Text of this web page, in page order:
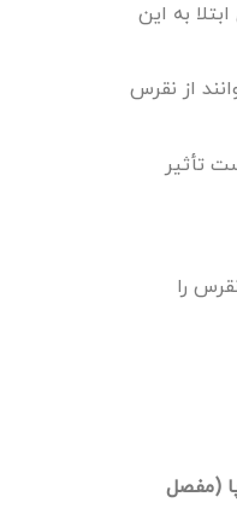
به این
از نقرس
تأثیر
را
(مفصل